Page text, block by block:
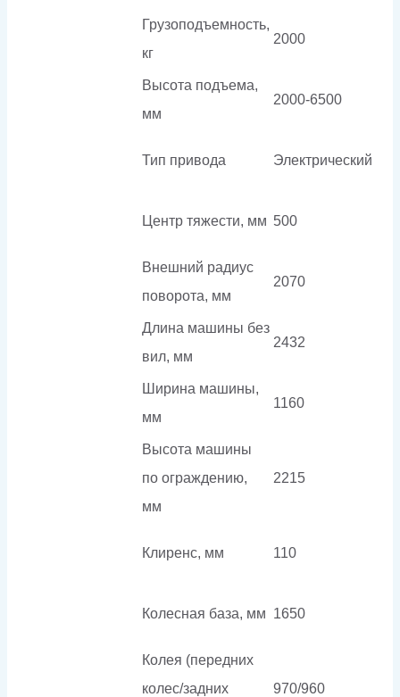
Грузоподъемность,
кг
2000
Высота подъема,
мм
2000-6500
Тип привода Электрический
Центр тяжести, мм 500
Внешний радиус
поворота, мм
2070
Длина машины без
вил, мм
2432
Ширина машины,
мм
1160
Высота машины
по ограждению,
мм
2215
Клиренс, мм 110
Колесная база, мм 1650
Колея (передних
колес/задних
970/960